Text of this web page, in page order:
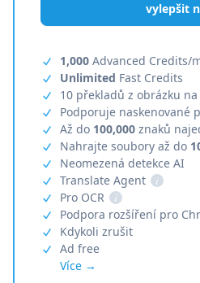
vylepšit
1,000 Advanced Credits/
Unlimited Fast Credits
10 překladů z obrázku
Podporuje naskenované
Až do 100,000 znaků
Nahrajte soubory až do
Neomezená detekce AI
Translate Agent
i
Pro OCR
i
Podpora rozšíření pro
Kdykoli zrušit
Ad free
Více →